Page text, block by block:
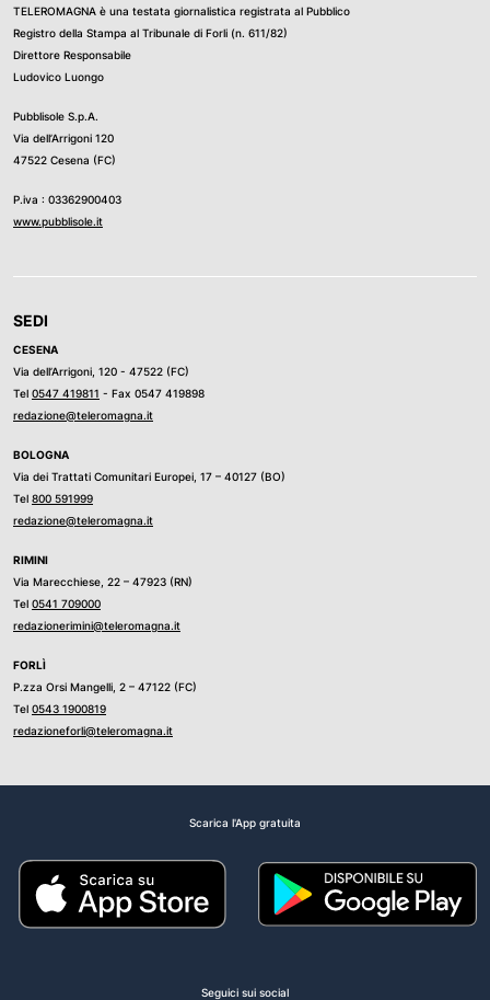
TELEROMAGNA è una testata giornalistica registrata al Pubblico
Registro della Stampa al Tribunale di Forli (n. 611/82)
Direttore Responsabile
Ludovico Luongo
Pubblisole S.p.A.
Via dell’Arrigoni 120
47522 Cesena (FC)
P.iva : 03362900403
www.pubblisole.it
SEDI
CESENA
Via dell’Arrigoni, 120 - 47522 (FC)
Tel 0547 419811 - Fax 0547 419898
redazione@teleromagna.it
BOLOGNA
Via dei Trattati Comunitari Europei, 17 – 40127 (BO)
Tel 800 591999
redazione@teleromagna.it
RIMINI
Via Marecchiese, 22 – 47923 (RN)
Tel 0541 709000
redazionerimini@teleromagna.it
FORLÌ
P.zza Orsi Mangelli, 2 – 47122 (FC)
Tel 0543 1900819
redazioneforli@teleromagna.it
Scarica l'App gratuita
Seguici sui social